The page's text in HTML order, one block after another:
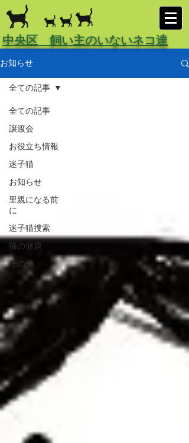
中央区 飼い主のいないネコ達
お知らせ
全ての記事
譲渡会
お役立ち情報
迷子猫
お知らせ
里親になる前
に
迷子猫捜索
猫の健康
その他
全ての記事